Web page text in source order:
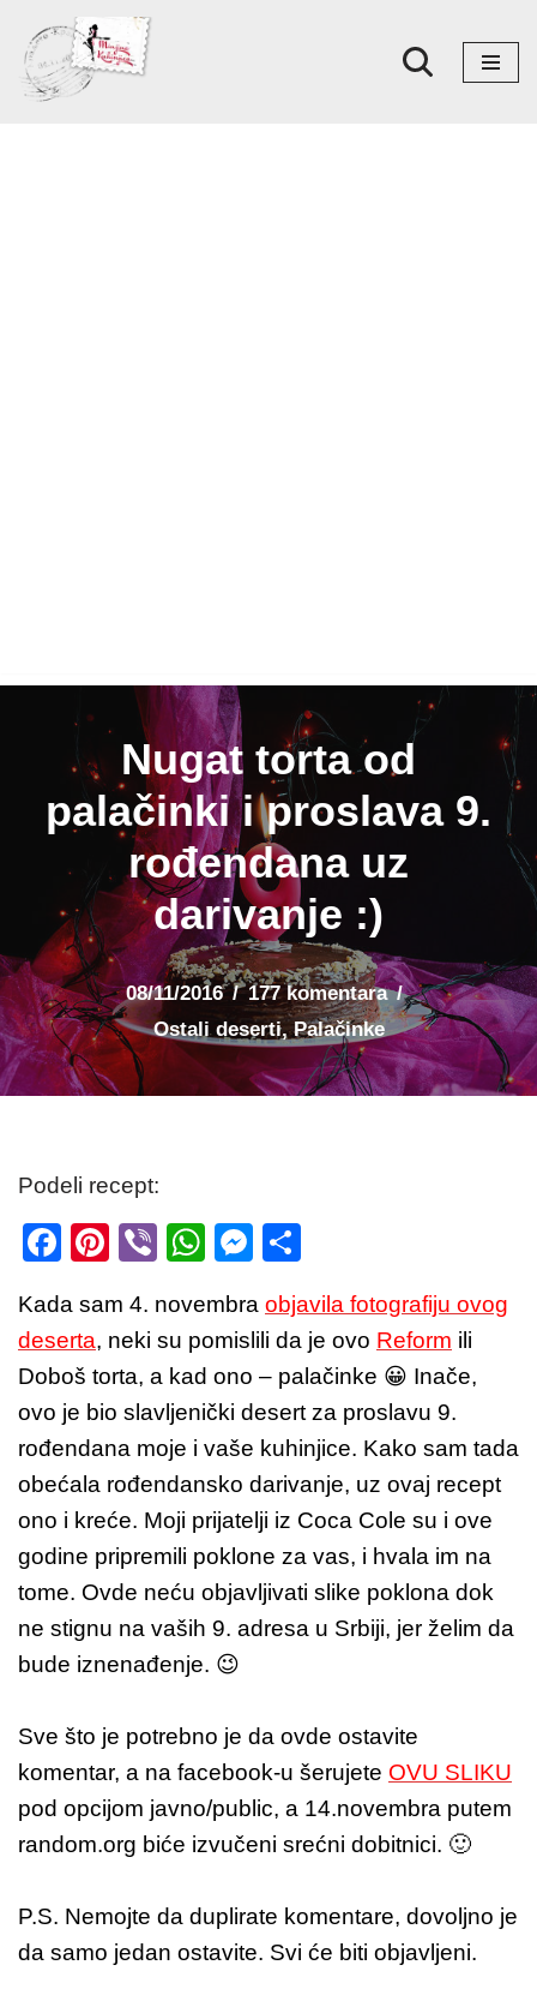
Skoči
na
Nugat torta od
palačinki i proslava 9.
rođendana uz
darivanje :)
08/11/2016
177 komentara
Ostali deserti,Palačinke
Podeli recept:
F
c
e
b
o
o
k
Pi
er
e
st
Vi
er
W
at
s
A
p
p
M
ss
e
g
er
ar
e
Kada sam 4. novembra objavila fotografiju ovog
deserta, neki su pomislili da je ovo Reform ili
Doboš torta, a kad ono – palačinke 😀 Inače,
ovo je bio slavljenički desert za proslavu 9.
rođendana moje i vaše kuhinjice. Kako sam tada
obećala rođendansko darivanje, uz ovaj recept
ono i kreće. Moji prijatelji iz Coca Cole su i ove
godine pripremili poklone za vas, i hvala im na
tome. Ovde neću objavljivati slike poklona dok
ne stignu na vaših 9. adresa u Srbiji, jer želim da
bude iznenađenje. 😉
Sve što je potrebno je da ovde ostavite
komentar, a na facebook-u šerujete OVU SLIKU
pod opcijom javno/public, a 14.novembra putem
random.org biće izvučeni srećni dobitnici. 🙂
P.S. Nemojte da duplirate komentare, dovoljno je
da samo jedan ostavite. Svi će biti objavljeni.